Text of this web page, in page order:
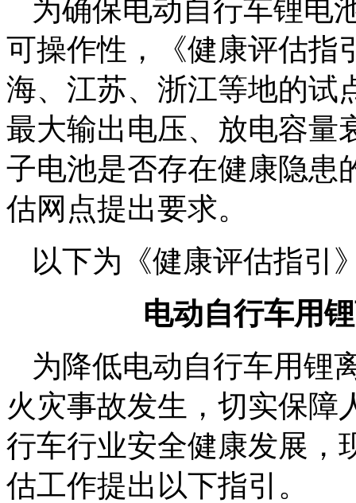
为确保电动自行车锂电
可操作性，《健康评估指
海、江苏、浙江等地的试
最大输出电压、放电容量
子电池是否存在健康隐患
估网点提出要求。
以下为《健康评估指引
电动自行车用
为降低电动自行车用锂
火灾事故发生，切实保障
行车行业安全健康发展，
估工作提出以下指引。